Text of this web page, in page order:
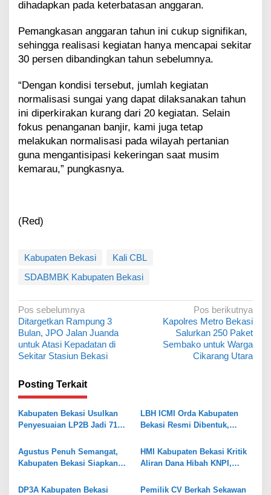
dihadapkan pada keterbatasan anggaran.
Pemangkasan anggaran tahun ini cukup signifikan,
sehingga realisasi kegiatan hanya mencapai sekitar
30 persen dibandingkan tahun sebelumnya.
“Dengan kondisi tersebut, jumlah kegiatan
normalisasi sungai yang dapat dilaksanakan tahun
ini diperkirakan kurang dari 20 kegiatan. Selain
fokus penanganan banjir, kami juga tetap
melakukan normalisasi pada wilayah pertanian
guna mengantisipasi kekeringan saat musim
kemarau,” pungkasnya.
(Red)
Kabupaten Bekasi
Kali CBL
SDABMBK Kabupaten Bekasi
N
a
v
i
g
a
s
i
p
o
s
Pos sebelumnya
Ditargetkan Rampung 3
Bulan, JPO Jalan Juanda
untuk Atasi Kepadatan di
Sekitar Stasiun Bekasi
Pos berikutnya
Kapolres Metro Bekasi
Salurkan 250 Paket
Sembako untuk Warga
Cikarang Utara
Posting Terkait
Kabupaten Bekasi Usulkan
Penyesuaian LP2B Jadi 71
Industri dan Pertanian
LBH ICMI Orda Kabupaten
Bekasi Resmi Dibentuk,
Pendampingan Hukum
Agustus Penuh Semangat,
Kabupaten Bekasi Siapkan
Hari Besar
HMI Kabupaten Bekasi Kritik
Aliran Dana Hibah KNPI,
DP3A Kabupaten Bekasi
Pemilik CV Berkah Sekawan